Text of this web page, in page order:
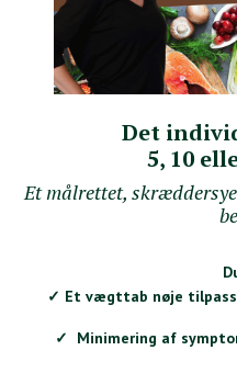
Det
5, 10
Et målrettet,
✓ Et vægttab nøje
✓ Minimering af